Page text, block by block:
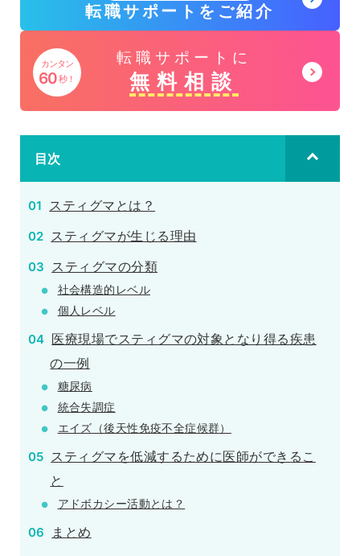
転職サポートをご紹介
ル
プ
リ
ン
カンタン
60秒！
転職サポートに
無料相談
グ
ル
ー
ン
目次
スティグマとは？
スティグマが生じる理由
スティグマの分類
社会構造的レベル
個人レベル
医療現場でスティグマの対象となり得る疾患
の一例
糖尿病
統合失調症
エイズ（後天性免疫不全症候群）
スティグマを低減するために医師ができるこ
と
アドボカシー活動とは？
まとめ